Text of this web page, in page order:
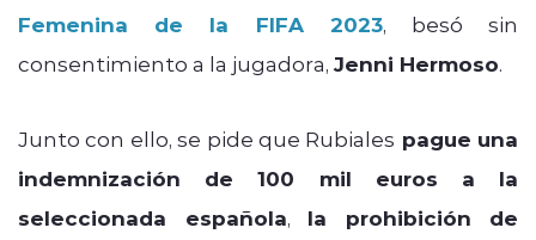
Femenina de la FIFA 2023, besó sin
consentimiento a la jugadora, Jenni Hermoso.
Junto con ello, se pide que Rubiales pague una
indemnización de 100 mil euros a la
seleccionada española, la prohibición de